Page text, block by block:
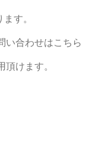
す。
い合わせはこちら
けます。